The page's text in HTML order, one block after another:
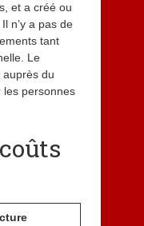
et a créé ou
n’y a pas de
tant
Le
auprès du
les personnes